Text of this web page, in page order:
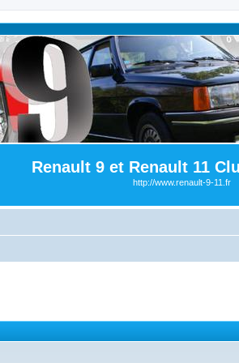
Renault 9 et Renault 11
http://www.renault-9-11.fr